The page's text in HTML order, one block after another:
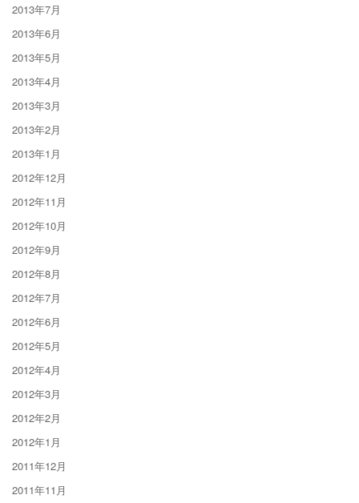
2013年7月
2013年6月
2013年5月
2013年4月
2013年3月
2013年2月
2013年1月
2012年12月
2012年11月
2012年10月
2012年9月
2012年8月
2012年7月
2012年6月
2012年5月
2012年4月
2012年3月
2012年2月
2012年1月
2011年12月
2011年11月